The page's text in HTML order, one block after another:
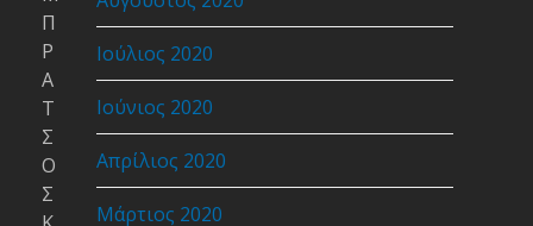
Ιούλιος 2020
Ιούνιος 2020
Απρίλιος 2020
Μάρτιος 2020
Π
Ρ
Α
Τ
Σ
Ο
Σ